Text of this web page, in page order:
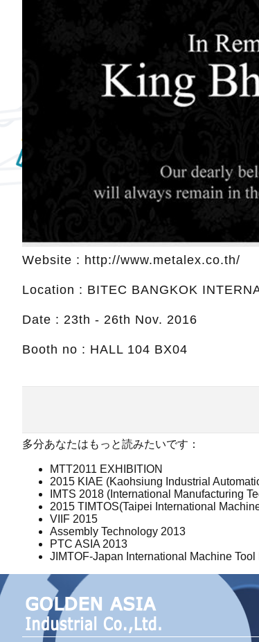
Website : http://www.metalex.co.th/
Location : BITEC BANGKOK
Date : 23th - 26th Nov. 2016
Booth no : HALL 104 BX04
多分あなたはもっと読みたいです：
MTT2011 EXHIBITION
2015 KIAE (Kaohsiung Industrial
IMTS 2018 (International Manufacturing
2015 TIMTOS(Taipei International
VIIF 2015
Assembly Technology 2013
PTC ASIA 2013
JIMTOF-Japan International Machine Tool